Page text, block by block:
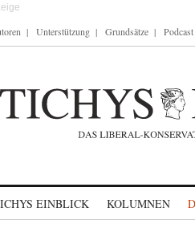
Unterstützung Grundsätze Podcast
EINBLICK KOLUMNEN